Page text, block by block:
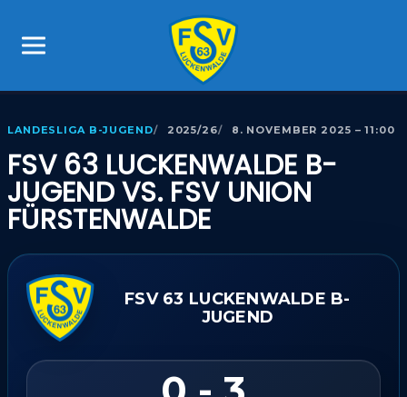
LANDESLIGA B-JUGEND 2025/26 8. NOVEMBER 2025 – 11:00
FSV 63 LUCKENWALDE B-
JUGEND VS. FSV UNION
FÜRSTENWALDE
FSV 63 LUCKENWALDE B-
JUGEND